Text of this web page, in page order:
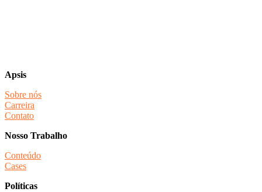
Apsis
Sobre nós
Carreira
Contato
Nosso Trabalho
Conteúdo
Cases
Políticas